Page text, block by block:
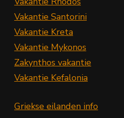
Vakantie Santorini
Vakantie Kreta
Vakantie Mykonos
Zakynthos vakantie
Vakantie Kefalonia
Griekse eilanden info